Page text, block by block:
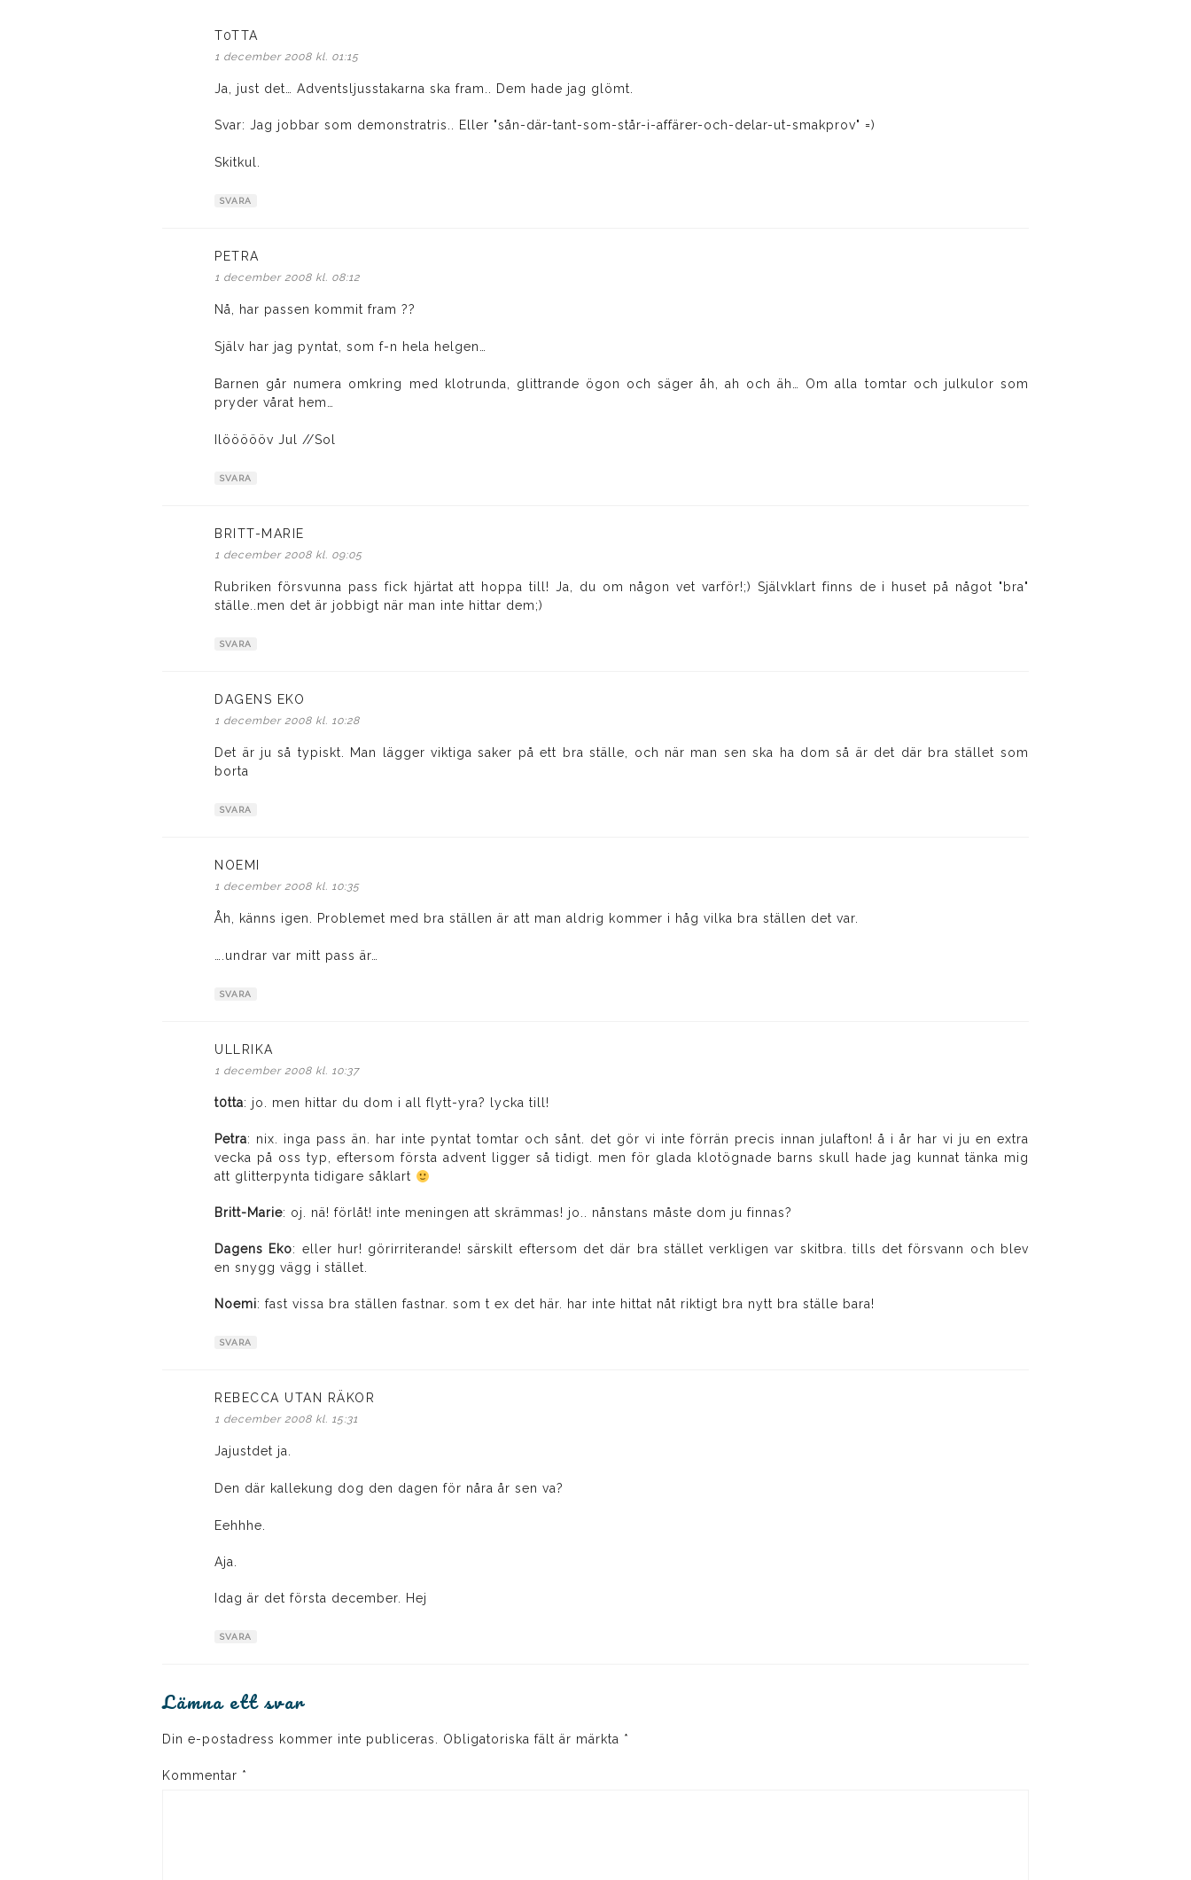
T0TTA
1 december 2008 kl. 01:15
Ja, just det… Adventsljusstakarna ska fram.. Dem hade jag glömt.
Svar: Jag jobbar som demonstratris.. Eller "sån-där-tant-som-står-i-affärer-och-delar-ut-smakprov" =)
Skitkul.
SVARA
PETRA
1 december 2008 kl. 08:12
Nå, har passen kommit fram ??
Själv har jag pyntat, som f-n hela helgen…
Barnen går numera omkring med klotrunda, glittrande ögon och säger åh, ah och äh… Om alla tomtar och julkulor som
pryder vårat hem…
Ilöööööv Jul //Sol
SVARA
BRITT-MARIE
1 december 2008 kl. 09:05
Rubriken försvunna pass fick hjärtat att hoppa till! Ja, du om någon vet varför!;) Självklart finns de i huset på något "bra"
ställe..men det är jobbigt när man inte hittar dem;)
SVARA
DAGENS EKO
1 december 2008 kl. 10:28
Det är ju så typiskt. Man lägger viktiga saker på ett bra ställe, och när man sen ska ha dom så är det där bra stället som
borta
SVARA
NOEMI
1 december 2008 kl. 10:35
Åh, känns igen. Problemet med bra ställen är att man aldrig kommer i håg vilka bra ställen det var.
….undrar var mitt pass är…
SVARA
ULLRIKA
1 december 2008 kl. 10:37
t0tta: jo. men hittar du dom i all flytt-yra? lycka till!
Petra: nix. inga pass än. har inte pyntat tomtar och sånt. det gör vi inte förrän precis innan julafton! å i år har vi ju en extra
vecka på oss typ, eftersom första advent ligger så tidigt. men för glada klotögnade barns skull hade jag kunnat tänka mig
att glitterpynta tidigare såklart
Britt-Marie: oj. nä! förlåt! inte meningen att skrämmas! jo.. nånstans måste dom ju finnas?
Dagens Eko: eller hur! görirriterande! särskilt eftersom det där bra stället verkligen var skitbra. tills det försvann och blev
en snygg vägg i stället.
Noemi: fast vissa bra ställen fastnar. som t ex det här. har inte hittat nåt riktigt bra nytt bra ställe bara!
SVARA
REBECCA UTAN RÄKOR
1 december 2008 kl. 15:31
Jajustdet ja.
Den där kallekung dog den dagen för nåra år sen va?
Eehhhe.
Aja.
Idag är det första december. Hej
SVARA
Lämna ett svar
Din e-postadress kommer inte publiceras. Obligatoriska fält är märkta *
Kommentar *